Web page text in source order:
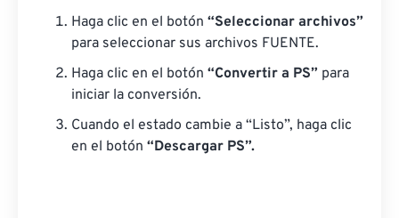
Haga clic en el botón “Seleccionar archivos”
para seleccionar sus archivos FUENTE.
Haga clic en el botón “Convertir a PS” para
iniciar la conversión.
Cuando el estado cambie a “Listo”, haga clic
en el botón “Descargar PS”.